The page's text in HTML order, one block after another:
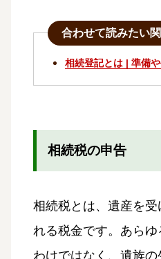
合わせて読みたい
相続登記とは | 準備
相続税の申告
相続税とは、遺産を
れる税金です。あら
わけではなく、遺族